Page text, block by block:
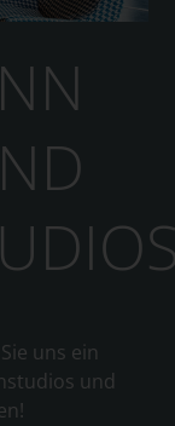
uns ein
und